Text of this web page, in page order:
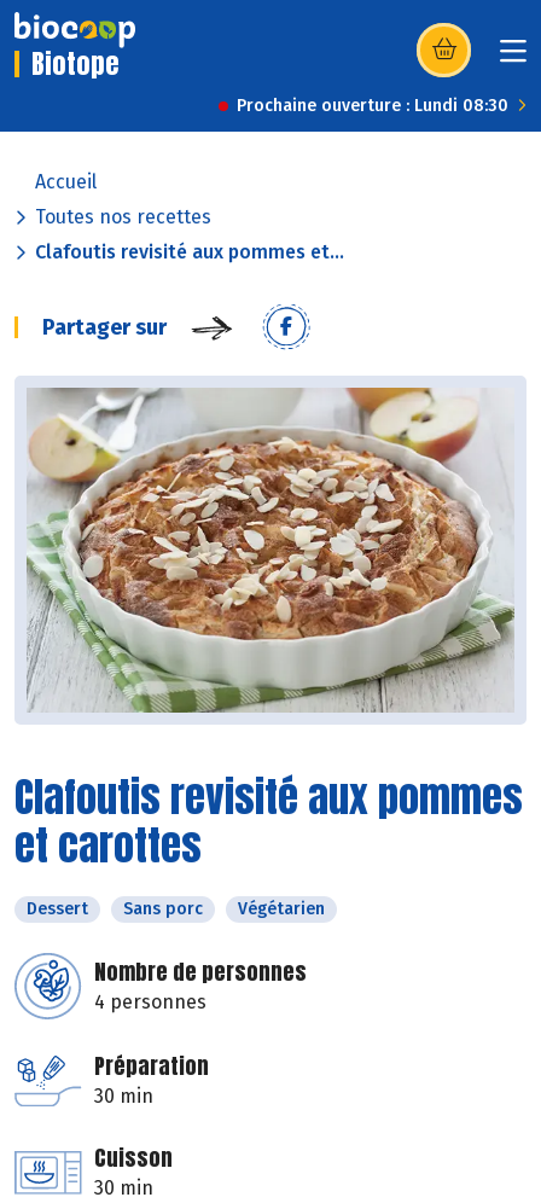
Biotope (s’ouvre dans
Prochaine ouverture : Lundi 08:30
Accueil
Toutes nos recettes
Clafoutis revisité aux pommes et...
Partager sur
Clafoutis revisité aux pommes
et carottes
Dessert Sans porc Végétarien
Nombre de personnes
4 personnes
Préparation
30 min
Cuisson
30 min